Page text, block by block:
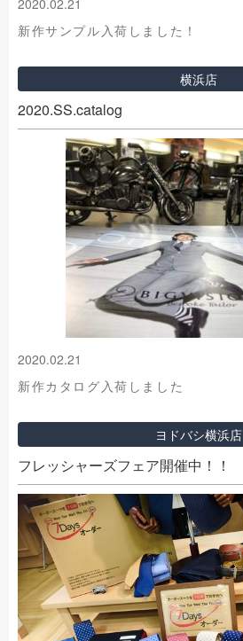
新作サンプル入荷しました！
横浜店
2020.SS.catalog
2020.02.21
新作カタログ入荷しました
ヨドバシ横浜店
フレッシャーズフェア開催中！！